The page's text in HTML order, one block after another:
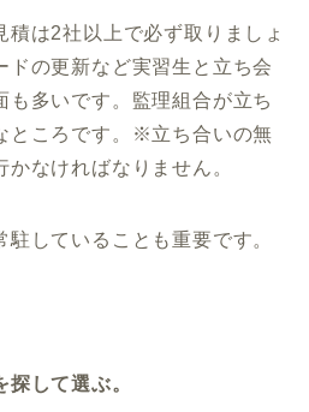
積は2社以上で必ず取りましょ
ドの更新など実習生と立ち会
も多いです。監理組合が立ち
ところです。※立ち合いの無
なければなりません。
していることも重要です。
して選ぶ。